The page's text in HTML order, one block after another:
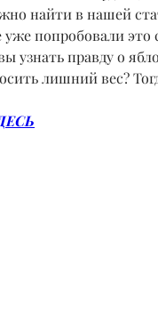
найти в нашей
попробовали это
узнать правду о
лишний вес?